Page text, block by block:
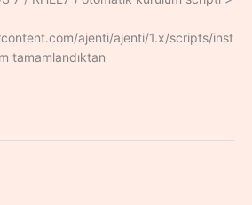
ajenti/ajenti/1.x/scripts/inst
tamamlandıktan